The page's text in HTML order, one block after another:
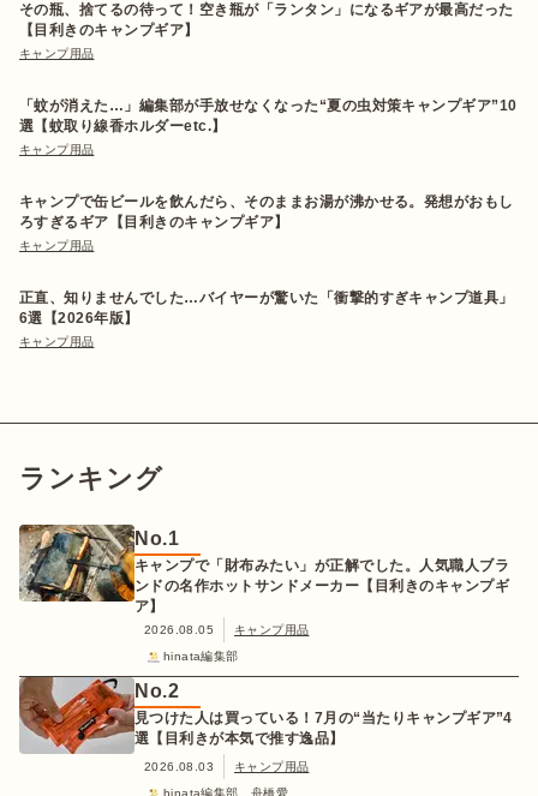
その瓶、捨てるの待って！空き瓶が「ランタン」になるギアが最高だった
【目利きのキャンプギア】
キャンプ用品
「蚊が消えた…」編集部が手放せなくなった“夏の虫対策キャンプギア”10
選【蚊取り線香ホルダーetc.】
キャンプ用品
キャンプで缶ビールを飲んだら、そのままお湯が沸かせる。発想がおもし
ろすぎるギア【目利きのキャンプギア】
キャンプ用品
正直、知りませんでした…バイヤーが驚いた「衝撃的すぎキャンプ道具」
6選【2026年版】
キャンプ用品
ランキング
No.1
キャンプで「財布みたい」が正解でした。人気職人ブラ
ンドの名作ホットサンドメーカー【目利きのキャンプギ
ア】
2026.08.05
キャンプ用品
hinata編集部
No.2
見つけた人は買っている！7月の“当たりキャンプギア”4
選【目利きが本気で推す逸品】
2026.08.03
キャンプ用品
hinata編集部 舟橋愛